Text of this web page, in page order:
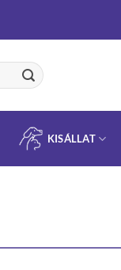
KISÁLLAT